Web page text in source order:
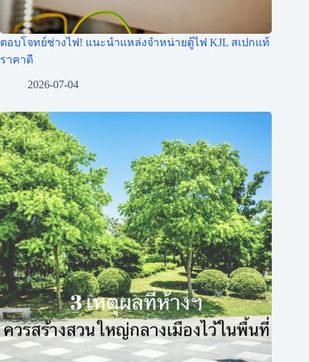
ตอบโจทย์ช่างไฟ! แนะนำแหล่งจำหน่ายตู้ไฟ KJL สเปกแท้
ราคาดี
2026-07-04